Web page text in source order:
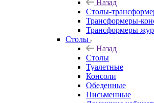
Назад
Столы-
Трансформеры-
Трансформеры
Столы
Назад
Столы
Туалетные
Консоли
Обеденные
Письменные